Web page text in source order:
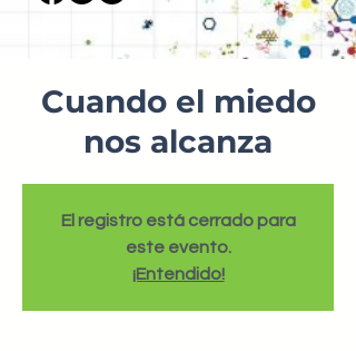
Cuando el miedo
nos alcanza
El registro está cerrado para
este evento.
¡Entendido!